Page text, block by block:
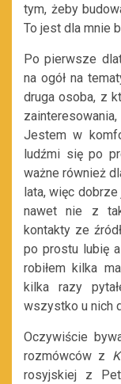
tym, żeby
To jest dla mnie
Po pierwsze
na ogół na
druga osoba, z
Jestem w
ludźmi się po
ważne również
lata, więc
nawet nie z
kontakty ze
po prostu lubię
robiłem kilka
kilka razy
wszystko u nich
Oczywiście
rozmówców z
rosyjskiej z